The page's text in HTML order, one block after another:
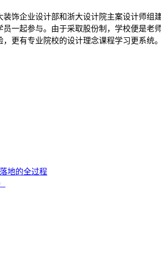
饰企业设计部和浙大设计院主案设计师
一起参与。由于采取股份制，学校便是
更有专业院校的设计理念课程学习更系统
地的全过程